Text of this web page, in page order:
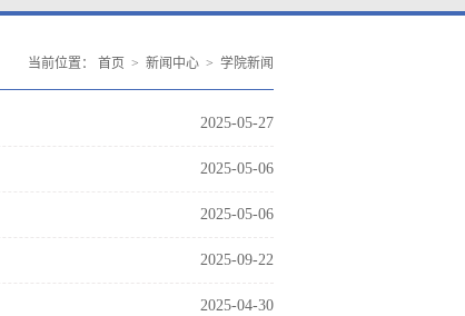
当前位置： 首页 > 新闻中心 > 学院新闻
2025-05-27
2025-05-06
2025-05-06
2025-09-22
2025-04-30